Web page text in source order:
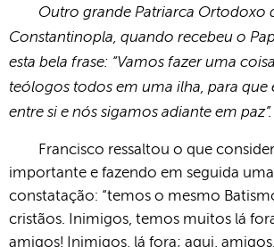
Outro grande Patriarca Ortodoxo
Constantinopla, quando recebeu o
esta bela frase: “Vamos fazer uma
teólogos todos em uma ilha, para que
entre si e nós sigamos adiante em paz”.
Francisco ressaltou o que
importante e fazendo em seguida
constatação: “temos o mesmo
cristãos. Inimigos, temos muitos lá
amigos! Inimigos, lá fora; aqui,